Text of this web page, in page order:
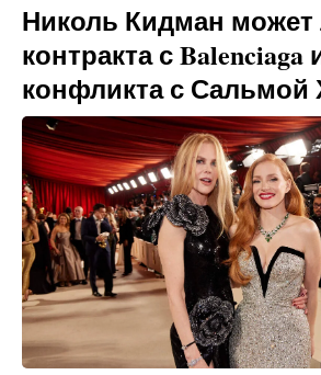
Николь Кидман
контракта с Balenciaga
конфликта с Сальмой